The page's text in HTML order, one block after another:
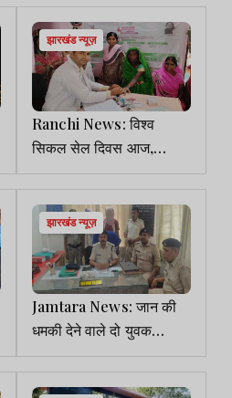
डालटनगंज अब भी तप रहा
झारखंड न्यूज़
Ranchi News: विश्व
सिकल सेल दिवस आज,
जागरूकता व जांच पर जोर
झारखंड न्यूज़
Jamtara News: जान की
धमकी देने वाले दो युवक
गिरफ्तार, देसी कट्टा बरामद